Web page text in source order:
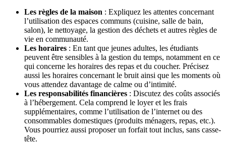
Les règles de la maison : Expliquez les attentes concernant
l’utilisation des espaces communs (cuisine, salle de bain,
salon), le nettoyage, la gestion des déchets et autres règles de
vie en communauté.
Les horaires : En tant que jeunes adultes, les étudiants
peuvent être sensibles à la gestion du temps, notamment en ce
qui concerne les horaires des repas et du coucher. Précisez
aussi les horaires concernant le bruit ainsi que les moments où
vous attendez davantage de calme ou d’intimité.
Les responsabilités financières : Discutez des coûts associés
à l’hébergement. Cela comprend le loyer et les frais
supplémentaires, comme l’utilisation de l’internet ou des
consommables domestiques (produits ménagers, repas, etc.).
Vous pourriez aussi proposer un forfait tout inclus, sans casse-
tête.